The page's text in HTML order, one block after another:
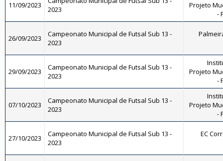
11/09/2023
2023
Projeto
-
26/09/2023
Campeonato Municipal de Futsal Sub 13 -
2023
29/09/2023
Campeonato Municipal de Futsal Sub 13 -
2023
Projeto
-
07/10/2023
Campeonato Municipal de Futsal Sub 13 -
2023
Projeto
-
27/10/2023
Campeonato Municipal de Futsal Sub 13 -
2023
EC